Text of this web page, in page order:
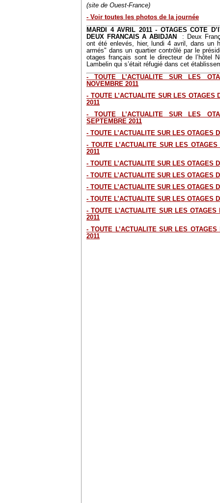
(site de Ouest-France)
- Voir toutes les photos de la journée
MARDI 4 AVRIL 2011 - OTAGES COTE
DEUX FRANCAIS A ABIDJAN
: Deux
ont été enlevés, hier, lundi 4 avril, dans un
armés" dans un quartier contrôlé par le
otages français sont le directeur de l’hôtel
Lambelin qui s’était réfugié dans cet
- TOUTE L’ACTUALITE SUR LES
NOVEMBRE 2011
- TOUTE L’ACTUALITE SUR LES OTAGES
2011
- TOUTE L’ACTUALITE SUR LES
SEPTEMBRE 2011
- TOUTE L’ACTUALITE SUR LES OTAGES
- TOUTE L’ACTUALITE SUR LES
2011
- TOUTE L’ACTUALITE SUR LES OTAGES
- TOUTE L’ACTUALITE SUR LES OTAGES
- TOUTE L’ACTUALITE SUR LES OTAGES
- TOUTE L’ACTUALITE SUR LES OTAGES
- TOUTE L’ACTUALITE SUR LES
2011
- TOUTE L’ACTUALITE SUR LES
2011